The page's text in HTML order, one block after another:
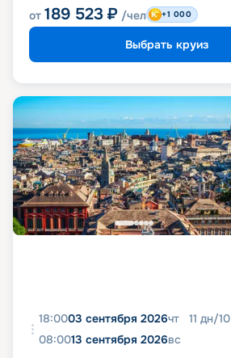
от 189 523 ₽ /чел +1 000
Выбрать круиз
18:0003 сентября 2026чт 11 дн/10
08:0013 сентября 2026вс